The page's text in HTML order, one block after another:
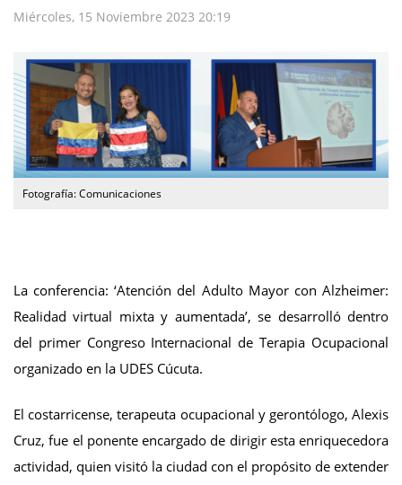
Miércoles, 15 Noviembre 2023 20:19
Fotografía: Comunicaciones
La conferencia: ‘Atención del Adulto Mayor con Alzheimer:
Realidad virtual mixta y aumentada’, se desarrolló dentro
del primer Congreso Internacional de Terapia Ocupacional
organizado en la UDES Cúcuta.
El costarricense, terapeuta ocupacional y gerontólogo, Alexis
Cruz, fue el ponente encargado de dirigir esta enriquecedora
actividad, quien visitó la ciudad con el propósito de extender